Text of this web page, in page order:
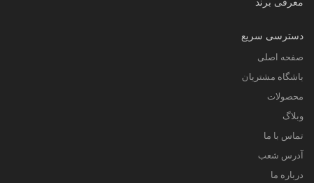
دسترسی سریع
صفحه اصلی
باشگاه مشتریان
محصولات
وبلاگ
تماس با ما
آدرس شعب
درباره ما